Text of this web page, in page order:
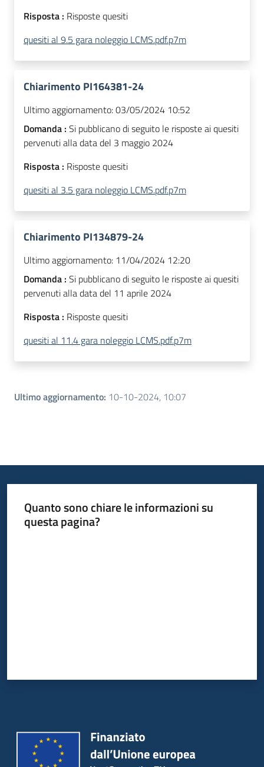
Risposta : Risposte quesiti
quesiti al 9.5 gara noleggio LCMS.pdf.p7m
Chiarimento PI164381-24
Ultimo aggiornamento:03/05/2024 10:52
Domanda : Si pubblicano di seguito le risposte ai quesiti
pervenuti alla data del 3 maggio 2024
Risposta : Risposte quesiti
quesiti al 3.5 gara noleggio LCMS.pdf.p7m
Chiarimento PI134879-24
Ultimo aggiornamento: 11/04/2024 12:20
Domanda : Si pubblicano di seguito le risposte ai quesiti
pervenuti alla data del 11 aprile 2024
Risposta : Risposte quesiti
quesiti al 11.4 gara noleggio LCMS.pdf.p7m
Ultimo aggiornamento: 10-10-2024, 10:07
Quanto sono chiare le informazioni su
questa pagina?